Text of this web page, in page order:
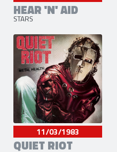
HEAR 'N' AID
STARS
11/03/1983
QUIET RIOT